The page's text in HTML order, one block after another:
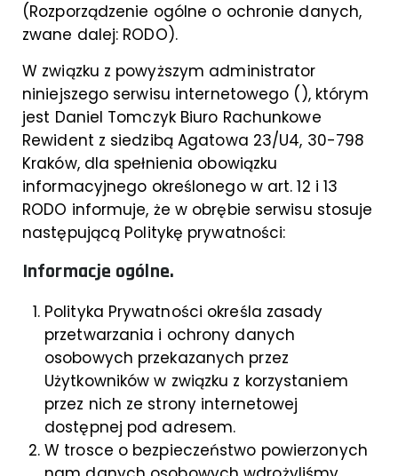
(Rozporządzenie ogólne o ochronie danych,
zwane dalej: RODO).
W związku z powyższym administrator
niniejszego serwisu internetowego (), którym
jest Daniel Tomczyk Biuro Rachunkowe
Rewident z siedzibą Agatowa 23/U4, 30-798
Kraków, dla spełnienia obowiązku
informacyjnego określonego w art. 12 i 13
RODO informuje, że w obrębie serwisu stosuje
następującą Politykę prywatności:
Informacje ogólne.
Polityka Prywatności określa zasady
przetwarzania i ochrony danych
osobowych przekazanych przez
Użytkowników w związku z korzystaniem
przez nich ze strony internetowej
dostępnej pod adresem.
W trosce o bezpieczeństwo powierzonych